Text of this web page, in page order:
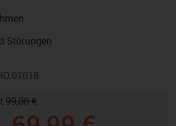
Störungen
99,00 €